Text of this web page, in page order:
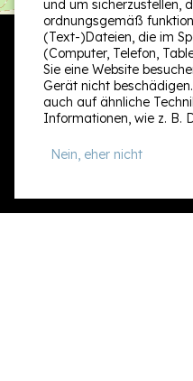
Folge uns:
und um sicherzustellen,
ordnungsgemäß
(Text-)Dateien, die im
(Computer, Telefon,
Sie eine Website
Gerät nicht
auch auf ähnliche
Informationen, wie z. B.
Nein, eher nicht